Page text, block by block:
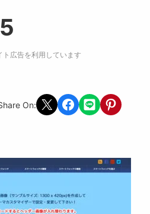
広告を利用しています
On: Share on X Share on Facebook
Share on LINEShare on